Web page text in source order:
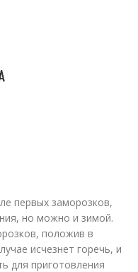
первых заморозков,
но можно и зимой.
положив в
исчезнет горечь, и
для приготовления